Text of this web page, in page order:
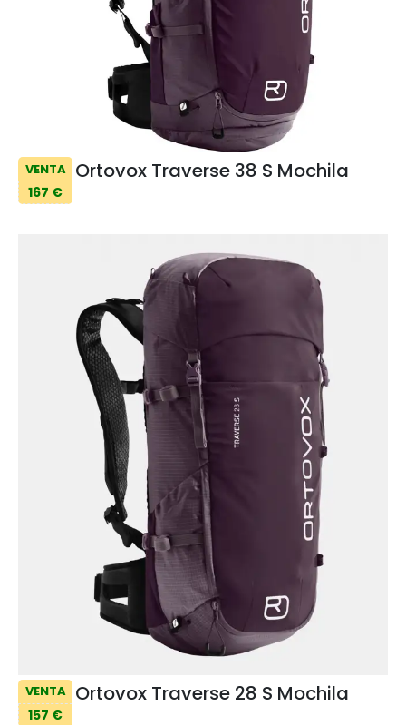
VENTA
167 €
Ortovox Traverse 38 S Mochila
VENTA
157 €
Ortovox Traverse 28 S Mochila